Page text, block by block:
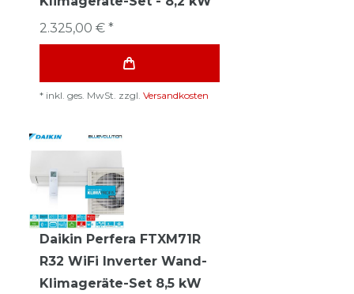
2.325,00 € *
* inkl. ges. MwSt. zzgl. Versandkosten
Daikin Perfera FTXM71R
R32 WiFi Inverter Wand-
Klimageräte-Set 8,5 kW